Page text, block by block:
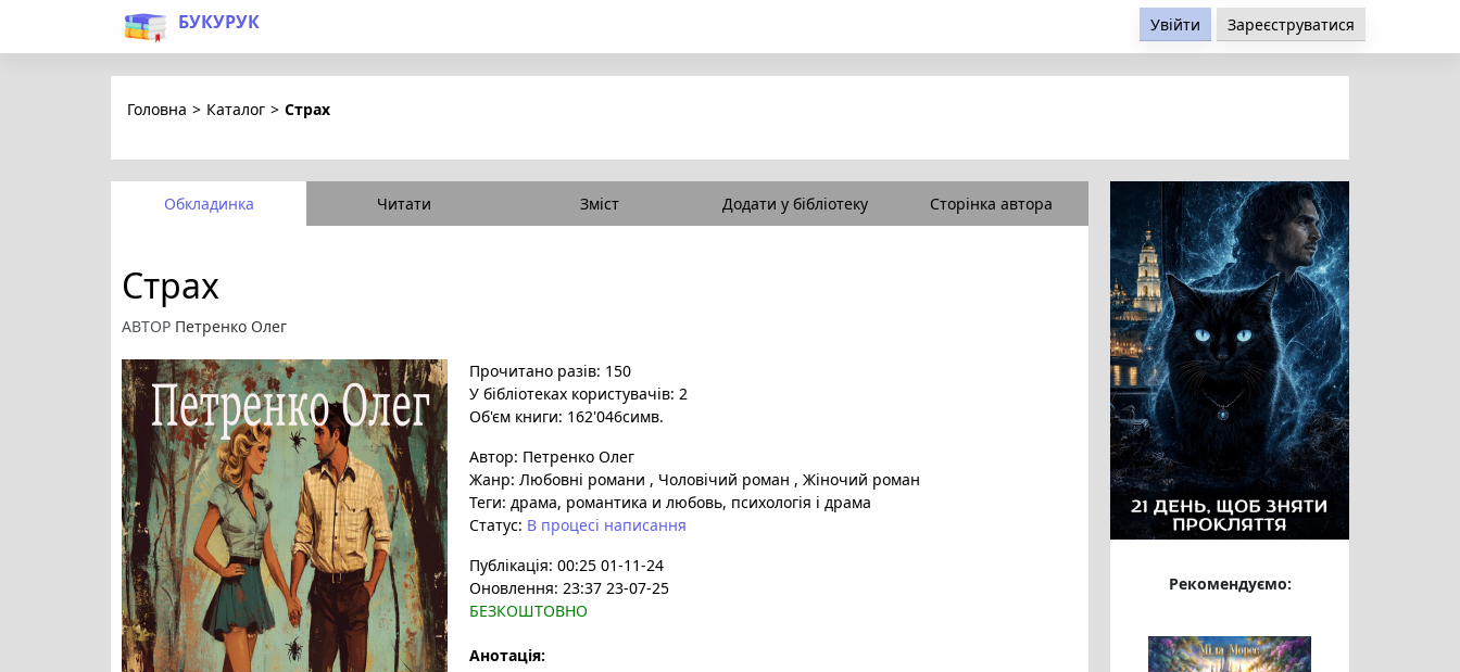
БУКУРУК Увійти Зареєструватися
Головна > Каталог > Страх
Обкладинка Читати Зміст Додати у бібліотеку Сторінка автора
Страх
АВТОР Петренко Олег
Прочитано разів: 150
У бібліотеках користувачів: 2
Об'єм книги: 162'046симв.
Автор: Петренко Олег
Жанр: Любовні романи , Чоловічий роман , Жіночий роман
Теги: драма, романтика и любовь, психологія і драма
Статус: В процесі написання
Публікація: 00:25 01-11-24
Оновлення: 23:37 23-07-25
БЕЗКОШТОВНО
Анотація:
Рекомендуємо: